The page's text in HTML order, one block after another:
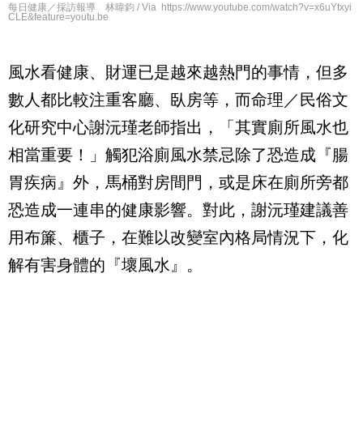
每日健康／採訪報導 林暐鈞 / Via https://www.youtube.com/watch?v=x6uYtxyi
CLE&feature=youtu.be
風水看健康、財運已是越來越熱門的事情，但多
數人都比較注重客廳、臥房等，而命理／民俗文
化研究中心謝沅瑾老師指出，「其實廁所風水也
相當重要！」觸犯浴廁風水禁忌除了恐造成『腸
胃疾病』外，馬桶對房間門，或是床在廁所旁都
恐造成一連串的健康影響。對此，謝沅瑾建議善
用布簾、櫃子，在難以改變室內格局情況下，化
解有害身體的『壞風水』。